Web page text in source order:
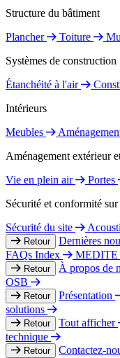
Structure du bâtiment
Plancher
Toiture
Systèmes de construction
Étanchéité à l'air
Intérieurs
Meubles
Aménagement extérieur
Vie en plein air
Portes
Sécurité et conformité
Sécurité du site
Retour Dernières
FAQs Index
MEDITE
Retour À propos de
OSB
Retour Présentation
solutions
Retour Tout afficher
technique
Retour Contactez-